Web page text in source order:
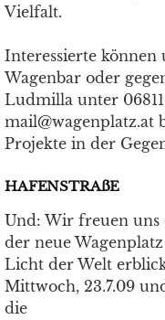
Vielfalt.
Interessierte können
Wagenbar oder
Ludmilla unter
mail@wagenplatz.at
Projekte in der
HAFENSTRAßE
Und: Wir freuen uns
der neue
Licht der Welt
Mittwoch, 23.7.09
die